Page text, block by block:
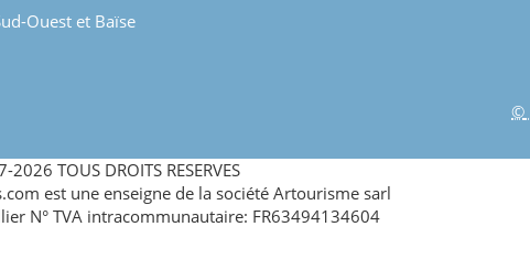
Ouest et Baïse
TOUS DROITS RESERVES
est une enseigne de la société Artourisme sarl
N° TVA intracommunautaire: FR63494134604